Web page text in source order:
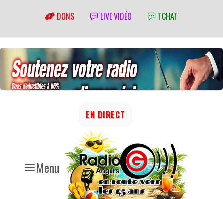
DONS LIVE VIDÉO TCHAT'
Menu
EN DIRECT